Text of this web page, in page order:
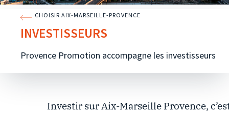
CHOISIR AIX-MARSEILLE-PROVENCE
INVESTISSEURS
Provence Promotion accompagne les investisseurs
Investir sur Aix-Marseille Provence,